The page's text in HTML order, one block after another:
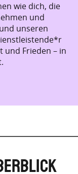
wie dich, die
und
unseren
und Frieden – in